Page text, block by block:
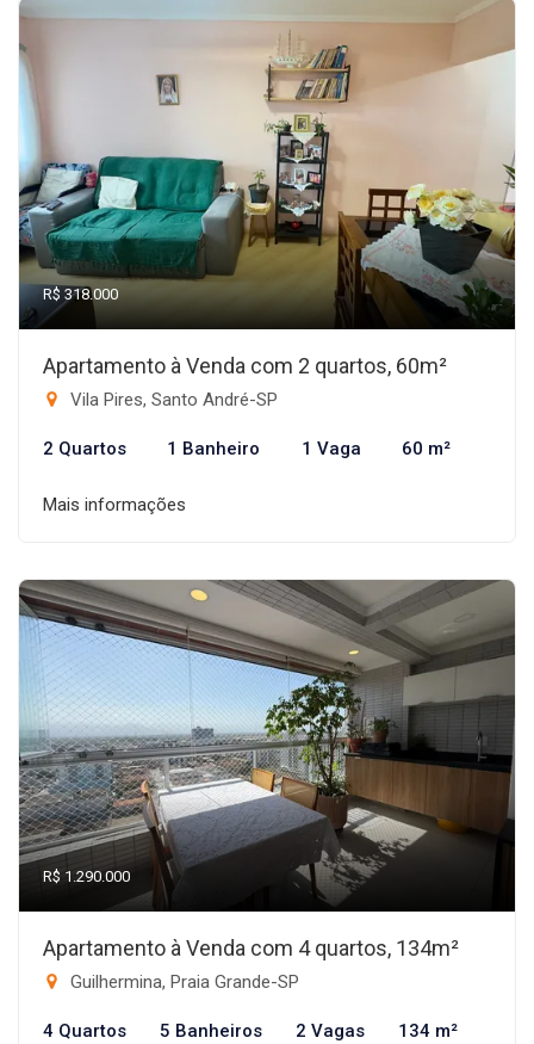
R$ 318.000
Apartamento à Venda com 2 quartos, 60m²
Vila Pires, Santo André-SP
2 Quartos 1 Banheiro 1 Vaga 60 m²
Mais informações
R$ 1.290.000
Apartamento à Venda com 4 quartos, 134m²
Guilhermina, Praia Grande-SP
4 Quartos 5 Banheiros 2 Vagas 134 m²